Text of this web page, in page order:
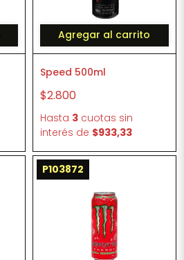
Agregar al carrito
Speed 500ml
$2.800
Hasta 3 cuotas sin
interés de $933,33
P103872